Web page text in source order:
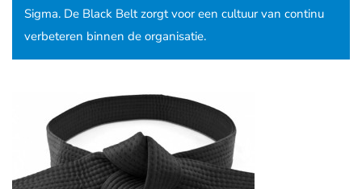
Sigma. De Black Belt zorgt voor een cultuur van continu
verbeteren binnen de organisatie.